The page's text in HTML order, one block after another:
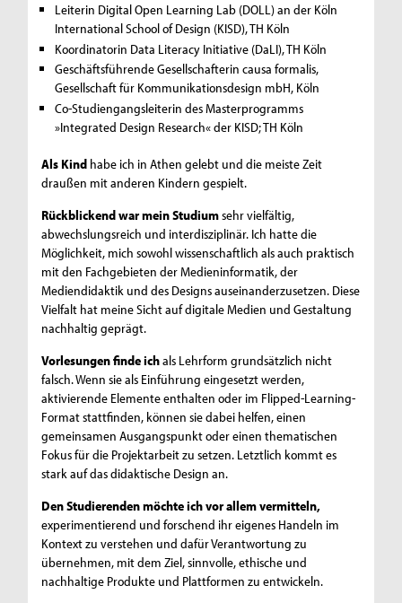
Leiterin Digital Open Learning Lab (DOLL) an der Köln
International School of Design (KISD), TH Köln
Koordinatorin Data Literacy Initiative (DaLI), TH Köln
Geschäftsführende Gesellschafterin causa formalis,
Gesellschaft für Kommunikationsdesign mbH, Köln
Co-Studiengangsleiterin des Masterprogramms
»Integrated Design Research« der KISD; TH Köln
Als Kind habe ich in Athen gelebt und die meiste Zeit
draußen mit anderen Kindern gespielt.
Rückblickend war mein Studiumsehr vielfältig,
abwechslungsreich und interdisziplinär. Ich hatte die
Möglichkeit, mich sowohl wissenschaftlich als auch praktisch
mit den Fachgebieten der Medieninformatik, der
Mediendidaktik und des Designs auseinanderzusetzen. Diese
Vielfalt hat meine Sicht auf digitale Medien und Gestaltung
nachhaltig geprägt.
Vorlesungen finde ichals Lehrform grundsätzlich nicht
falsch. Wenn sie als Einführung eingesetzt werden,
aktivierende Elemente enthalten oder im Flipped-Learning-
Format stattfinden, können sie dabei helfen, einen
gemeinsamen Ausgangspunkt oder einen thematischen
Fokus für die Projektarbeit zu setzen. Letztlich kommt es
stark auf das didaktische Design an.
Den Studierenden möchte ich vor allem vermitteln,
experimentierend und forschend ihr eigenes Handeln im
Kontext zu verstehen und dafür Verantwortung zu
übernehmen, mit dem Ziel, sinnvolle, ethische und
nachhaltige Produkte und Plattformen zu entwickeln.